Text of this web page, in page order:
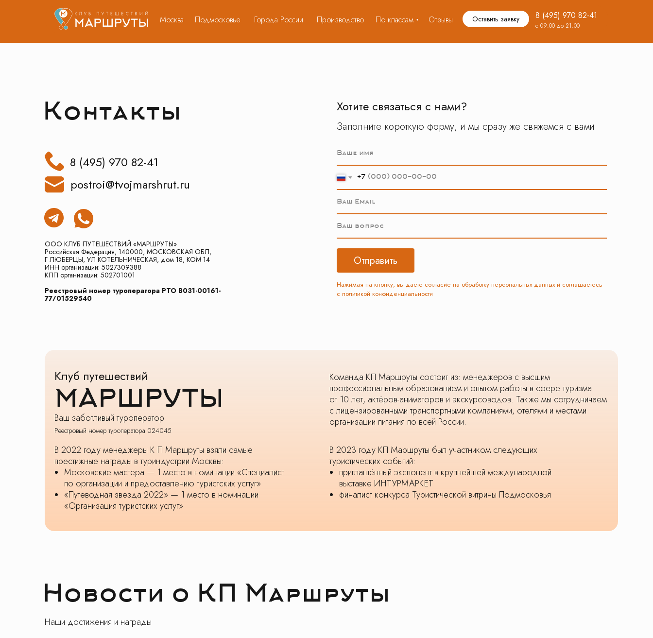
Подмосковье По классам
Производство
Города России
Москва Отзывы 8 (495) 970 82-41
с 09:00 до 21:00
Оставить заявку
Контакты Заполните короткую форму, и мы сразу же свяжемся с вами
8 (495) 970 82-41
postroi@tvojmarshrut.ru
Хотите связаться с нами?
ООО КЛУБ ПУТЕШЕСТВИЙ «МАРШРУТЫ»
Российская Федерация, 140000, МОСКОВСКАЯ ОБЛ,
Г ЛЮБЕРЦЫ, УЛ КОТЕЛЬНИЧЕСКАЯ, дом 18, КОМ 14
ИНН организации: 5027309388
КПП организации: 502701001
Реестровый номер туроператора РТО В031-00161-
77/01529540
Ваше имя
+7
Ваш Email
Ваш вопрос
Отправить
Нажимая на кнопку, вы даете согласие на обработку персональных данных и соглашаетесь
c политикой конфиденциальности
Команда КП Маршруты состоит из: менеджеров с высшим
профессиональным образованием и опытом работы в сфере туризма
от 10 лет, актёров-аниматоров и экскурсоводов. Также мы сотрудничаем
с лицензированными транспортными компаниями, отелями и местами
организации питания по всей России.
МАРШРУТЫ
Клуб путешествий
Ваш заботливый туроператор
Реестровый номер туроператора 024045
В 2022 году менеджеры К П Маршруты взяли самые
престижные награды в туриндустрии Москвы:
Московские мастера — 1 место в номинации «Специалист
по организации и предоставлению туристских услуг»
«Путеводная звезда 2022» — 1 место в номинации
«Организация туристских услуг»
В 2023 году КП Маршруты был участником следующих
туристических событий:
приглашённый экспонент в крупнейшей международной
выставке ИНТУРМАРКЕТ
финалист конкурса Туристической витрины Подмосковья
Новости о КП Маршруты
Наши достижения и награды